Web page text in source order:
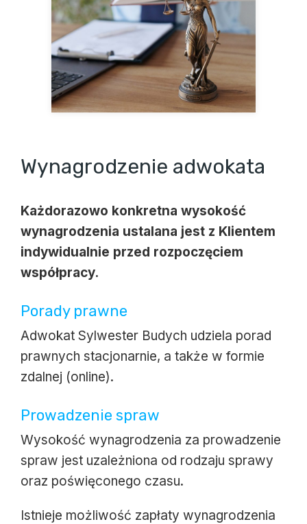
Wynagrodzenie adwokata
Każdorazowo konkretna wysokość
wynagrodzenia ustalana jest z Klientem
indywidualnie przed rozpoczęciem
współpracy.
Porady prawne
Adwokat Sylwester Budych udziela porad
prawnych stacjonarnie, a także w formie
zdalnej (online).
Prowadzenie spraw
Wysokość wynagrodzenia za prowadzenie
spraw jest uzależniona od rodzaju sprawy
oraz poświęconego czasu.
Istnieje możliwość zapłaty wynagrodzenia